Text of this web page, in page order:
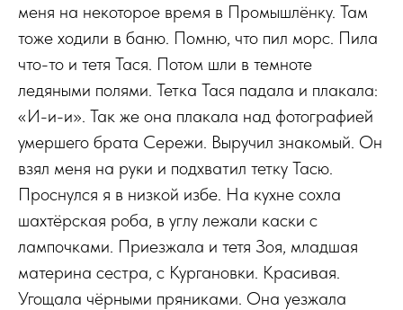
меня на некоторое время в Промышлёнку. Там
тоже ходили в баню. Помню, что пил морс. Пила
что-то и тетя Тася. Потом шли в темноте
ледяными полями. Тетка Тася падала и плакала:
«И-и-и». Так же она плакала над фотографией
умершего брата Сережи. Выручил знакомый. Он
взял меня на руки и подхватил тетку Тасю.
Проснулся я в низкой избе. На кухне сохла
шахтёрская роба, в углу лежали каски с
лампочками. Приезжала и тетя Зоя, младшая
материна сестра, с Кургановки. Красивая.
Угощала чёрными пряниками. Она уезжала